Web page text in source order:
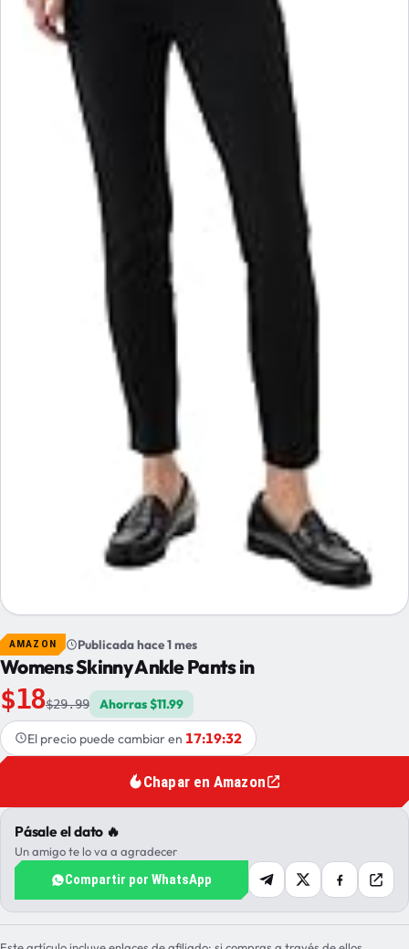
AMAZON Publicada hace 1 mes
Womens Skinny Ankle Pants in
$18$29.99 Ahorras $11.99
El precio puede cambiar en 17:19:32
Chapar en Amazon
Pásale el dato 🔥
Un amigo te lo va a agradecer
Compartir por WhatsApp